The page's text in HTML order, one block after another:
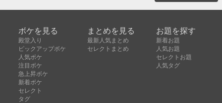
ボケを見る
殿堂入り
ピックアップボケ
人気ボケ
注目ボケ
急上昇ボケ
新着ボケ
セレクト
タグ
まとめを見る
最新人気まとめ
セレクトまとめ
お題を探す
新着お題
人気お題
セレクトお題
人気タグ